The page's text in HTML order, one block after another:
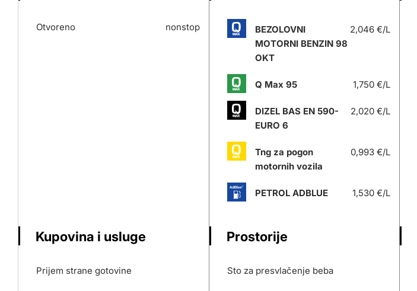
Otvoreno nonstop
BEZOLOVNI
MOTORNI BENZIN 98
OKT
2,046 €/L
Q Max 95 1,750 €/L
DIZEL BAS EN 590-
EURO 6
2,020 €/L
Tng za pogon
motornih vozila
0,993 €/L
PETROL ADBLUE 1,530 €/L
Kupovina i usluge
Prijem strane gotovine
Prostorije
Sto za presvlačenje beba